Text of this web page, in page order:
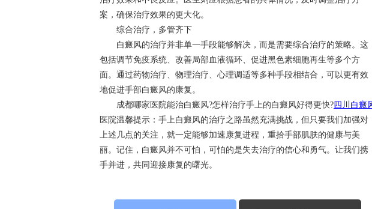
案，确保治疗效果的更大化。
综合治疗，多管齐下
白癜风的治疗并非单一手段能够解决，而是需要综合治疗的策略。这
包括调节免疫系统、改善局部血液循环、促进黑色素细胞再生等多个方
面。通过药物治疗、物理治疗、心理调适等多种手段相结合，可以更有效
地促进手部白癜风的康复。
成都哪家医院能治白癜风?怎样治疗手上的白癜风好得更快?四川白癜
医院温馨提示：手上白癜风的治疗之路虽然充满挑战，但只要我们加强对
上述几点的关注，就一定能够加速康复进程，重拾手部肌肤的健康与美
丽。记住，白癜风并不可怕，可怕的是失去治疗的信心和勇气。让我们携
手并进，共同迎接康复的曙光。